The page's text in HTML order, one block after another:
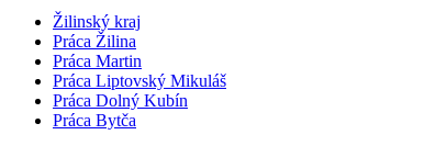
Žilinský kraj
Práca Žilina
Práca Martin
Práca Liptovský Mikuláš
Práca Dolný Kubín
Práca Bytča